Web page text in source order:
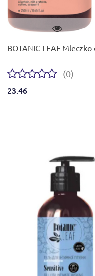
BOTANIC LEAF
(0)
23.46